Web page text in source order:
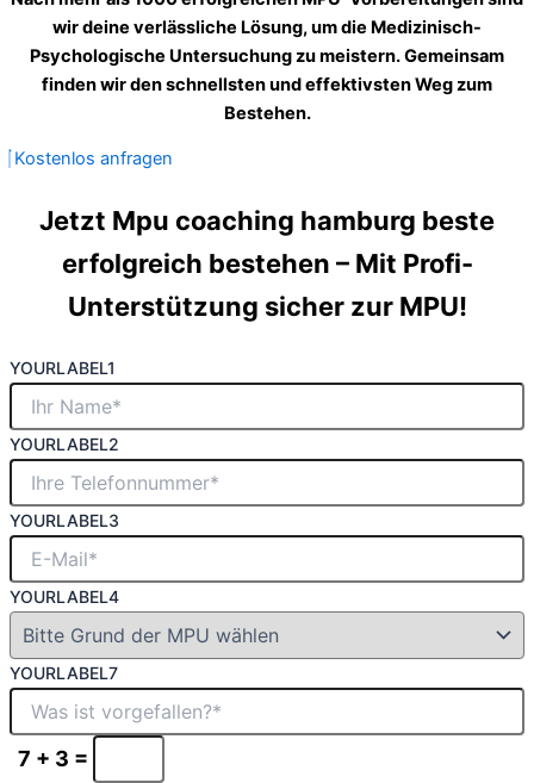
wir deine verlässliche Lösung, um die Medizinisch-
Psychologische Untersuchung zu meistern. Gemeinsam
finden wir den schnellsten und effektivsten Weg zum
Bestehen.
Kostenlos anfragen
Jetzt Mpu coaching hamburg beste
erfolgreich bestehen – Mit Profi-
Unterstützung sicher zur MPU!
YOURLABEL1
YOURLABEL2
YOURLABEL3
YOURLABEL4
YOURLABEL7
7 + 3 =